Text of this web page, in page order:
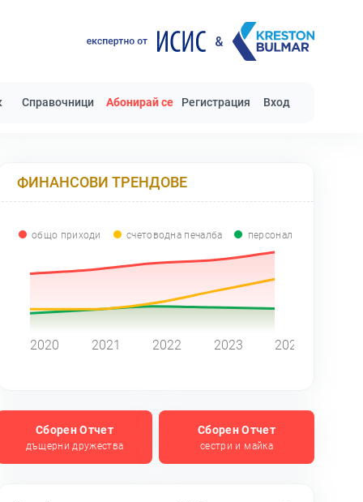
Справочници Абонирай се Регистрация Вход
ФИНАНСОВИ ТРЕНДОВЕ
общо приходи счетоводна печалба персонал
2020 2021 2022 2023 2024
Сборен Отчет
дъщерни дружества
Сборен Отчет
сестри и майка